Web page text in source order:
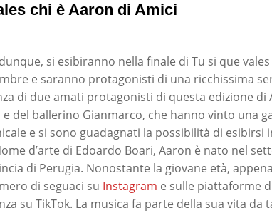
chi è Aaron di Amici
si esibiranno nella finale di Tu si que
e saranno protagonisti di una ricchissima
di due amati protagonisti di questa edizione di
e del ballerino Gianmarco, che hanno vinto una
e si sono guadagnati la possibilità di
d’arte di Edoardo Boari, Aaron è nato nel
di Perugia. Nonostante la giovane età,
di seguaci su Instagram e sulle piattaforme
su TikTok. La musica fa parte della sua vita da